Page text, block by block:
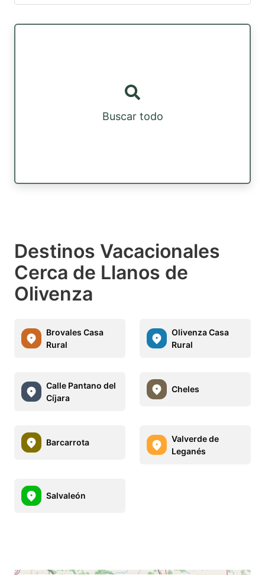
Buscar todo
Destinos Vacacionales
Cerca de Llanos de
Olivenza
Brovales Casa
Rural
Olivenza Casa
Rural
Calle Pantano del
Cíjara
Cheles
Barcarrota
Valverde de
Leganés
Salvaleón